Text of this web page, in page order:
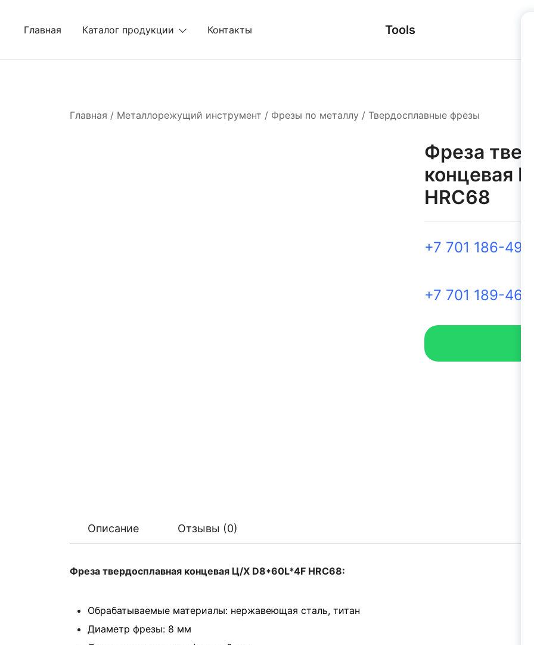
Главная Каталог продукции Контакты Tools
Главная / Металлорежущий инструмент / Фрезы по металлу / Твердосплавные фрезы
Фреза
концевая
HRC68
+7 701 186-49-
+7 701 189-46-
Описание Отзывы (0)
Фреза твердосплавная концевая Ц/Х D8*60L*4F HRC68:
Обрабатываемые материалы: нержавеющая сталь, титан
Диаметр фрезы: 8 мм